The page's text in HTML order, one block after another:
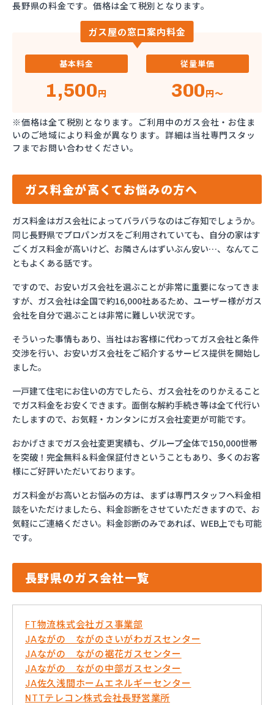
長野県の料金です。価格は全て税別となります。
ガス屋の窓口案内料金
基本料金
1,500円
従量単価
300円～
※価格は全て税別となります。ご利用中のガス会社・お住ま
いのご地域により料金が異なります。詳細は当社専門スタッ
フまでお問い合わせください。
ガス料金が高くてお悩みの方へ
ガス料金はガス会社によってバラバラなのはご存知でしょうか。
同じ長野県でプロパンガスをご利用されていても、自分の家はす
ごくガス料金が高いけど、お隣さんはずいぶん安い…、なんてこ
ともよくある話です。
ですので、お安いガス会社を選ぶことが非常に重要になってきま
すが、ガス会社は全国で約16,000社あるため、ユーザー様がガス
会社を自分で選ぶことは非常に難しい状況です。
そういった事情もあり、当社はお客様に代わってガス会社と条件
交渉を行い、お安いガス会社をご紹介するサービス提供を開始し
ました。
一戸建て住宅にお住いの方でしたら、ガス会社をのりかえること
でガス料金をお安くできます。面倒な解約手続き等は全て代行い
たしますので、お気軽・カンタンにガス会社変更が可能です。
おかげさまでガス会社変更実績も、グループ全体で150,000世帯
を突破！完全無料＆料金保証付きということもあり、多くのお客
様にご好評いただいております。
ガス料金がお高いとお悩みの方は、まずは専門スタッフへ料金相
談をいただけましたら、料金診断をさせていただきますので、お
気軽にご連絡ください。料金診断のみであれば、WEB上でも可能
です。
長野県のガス会社一覧
FT物流株式会社ガス事業部
JAながの ながのさいがわガスセンター
JAながの ながの裾花ガスセンター
JAながの ながの中部ガスセンター
JA佐久浅間ホームエネルギーセンター
NTTテレコン株式会社長野営業所